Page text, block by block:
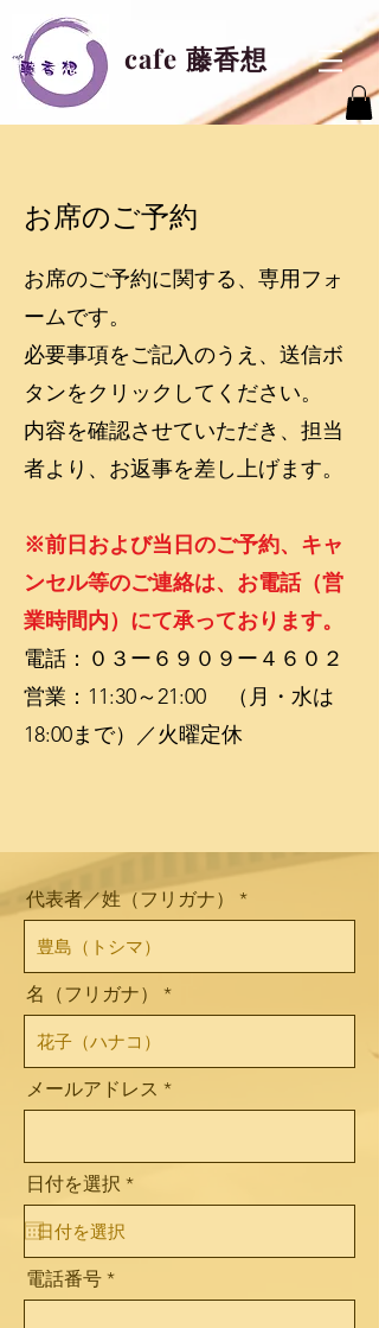
cafe 藤香想
お席のご予約
お席のご予約に関する、専用フォ
ームです。
必要事項をご記入のうえ、送信ボ
タンをクリックしてください。
内容を確認させていただき、担当
者より、お返事を差し上げます。
※前日および当日のご予約、キャ
ンセル等のご連絡は、お電話（営
業時間内）にて承っております。
電話：０３ー６９０９ー４６０２
営業：11:30～21:00 （月・水は
18:00まで）／火曜定休
代表者／姓（フリガナ）
名（フリガナ）
メールアドレス
日付を選択 *r
e
i
e
電話番号